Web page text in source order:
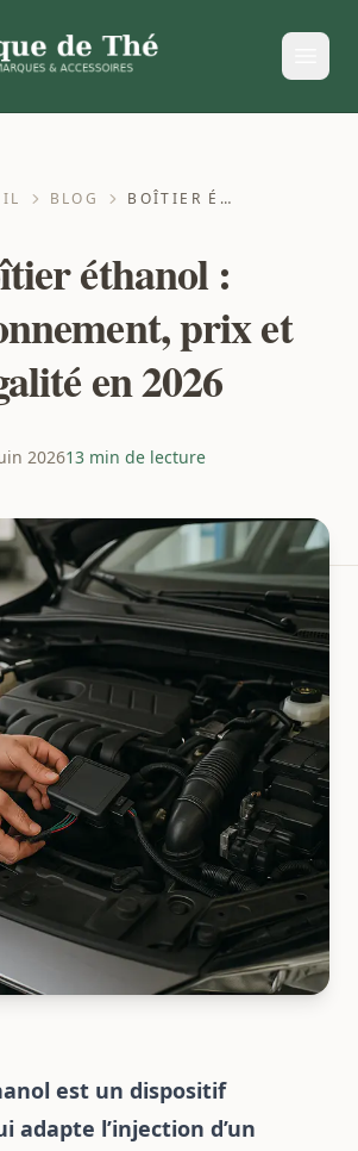
BLOG BOÎTIER ÉTHANOL : FONCTIONNEMENT, PRIX ET LÉGALITÉ EN 2026
éthanol :
prix et
en 2026
202613 min de lecture
est un dispositif
adapte l’injection d’un